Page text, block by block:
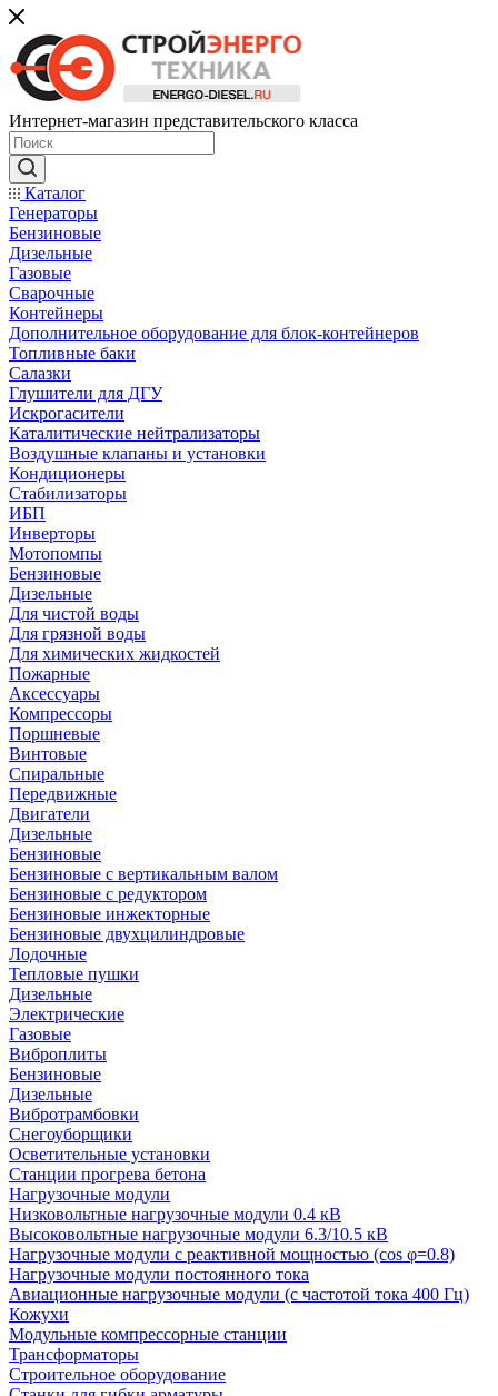
Интернет-магазин представительского класса
Каталог
Генераторы
Бензиновые
Дизельные
Газовые
Сварочные
Контейнеры
Дополнительное оборудование для блок-контейнеров
Топливные баки
Салазки
Глушители для ДГУ
Искрогасители
Каталитические нейтрализаторы
Воздушные клапаны и установки
Кондиционеры
Стабилизаторы
ИБП
Инверторы
Мотопомпы
Бензиновые
Дизельные
Для чистой воды
Для грязной воды
Для химических жидкостей
Пожарные
Аксессуары
Компрессоры
Поршневые
Винтовые
Спиральные
Передвижные
Двигатели
Дизельные
Бензиновые
Бензиновые с вертикальным валом
Бензиновые с редуктором
Бензиновые инжекторные
Бензиновые двухцилиндровые
Лодочные
Тепловые пушки
Дизельные
Электрические
Газовые
Виброплиты
Бензиновые
Дизельные
Вибротрамбовки
Снегоуборщики
Осветительные установки
Станции прогрева бетона
Нагрузочные модули
Низковольтные нагрузочные модули 0.4 кВ
Высоковольтные нагрузочные модули 6.3/10.5 кВ
Нагрузочные модули с реактивной мощностью (cos φ=0.8)
Нагрузочные модули постоянного тока
Авиационные нагрузочные модули (с частотой тока 400 Гц)
Кожухи
Модульные компрессорные станции
Трансформаторы
Строительное оборудование